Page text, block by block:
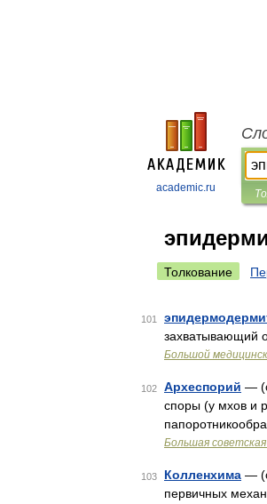
academic.ru
Толкование
101
захватывающий
Большой
102 Археспорий —
споры (у мхов и
Большая
103 Колленхима —
первичных